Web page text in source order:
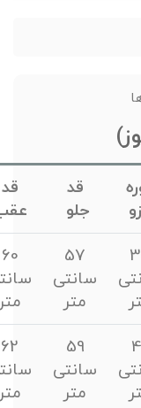
جلو
عقب
سانتی
سانتی
سانتی
سانتی